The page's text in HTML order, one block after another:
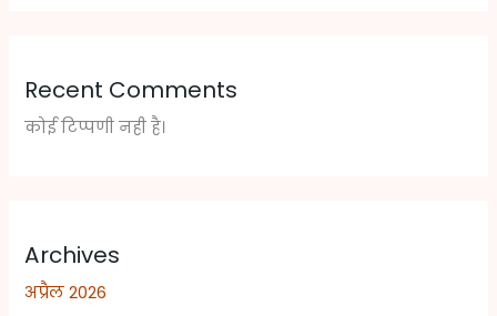
Recent Comments
कोई टिप्पणी नही है।
Archives
अप्रैल 2026